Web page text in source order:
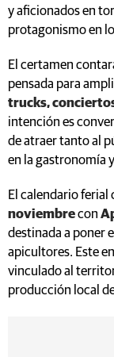
y aficionados en
protagonismo en
El certamen
pensada para
trucks,
intención es
de atraer tanto al
en la gastronomía
El calendario ferial
noviembrecon
destinada a poner
apicultores. Este
vinculado al
producción local